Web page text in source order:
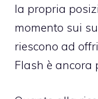
la propria
momento sui
riescono ad
Flash è ancora